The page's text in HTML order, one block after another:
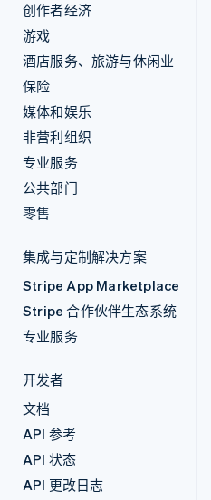
创作者经济
游戏
酒店服务、旅游与休闲业
保险
媒体和娱乐
非营利组织
专业服务
公共部门
零售
集成与定制解决方案
Stripe App Marketplace
Stripe 合作伙伴生态系统
专业服务
开发者
文档
API 参考
API 状态
API 更改日志